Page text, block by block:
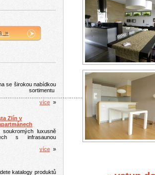
»
se širokou nabídkou
sortimentu
více »
Zlín v
luxusně
s infrasaunou
více »
katalogy produktů